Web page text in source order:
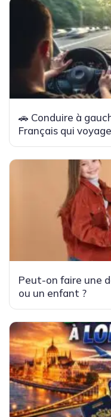
🚗 Conduire à
Français qui
Peut-on faire une
ou un enfant ?